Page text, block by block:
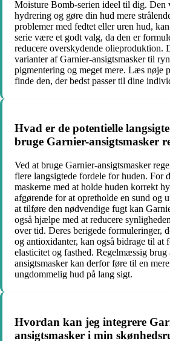
Moisture Bomb-serien ideel til dig. Den
hydrering og gøre din hud mere
problemer med fedtet eller uren hud,
serie være et godt valg, da den er
reducere overskydende olieproduktion.
varianter af Garnier-ansigtsmasker til
pigmentering og meget mere. Læs nøje
finde den, der bedst passer til dine
Hvad er de potentielle
bruge Garnier-ansigtsmasker
Ved at bruge Garnier-ansigtsmasker
flere langsigtede fordele for huden. For
maskerne med at holde huden korrekt
afgørende for at opretholde en sund og
at tilføre den nødvendige fugt kan
også hjælpe med at reducere
over tid. Deres berigede formuleringer,
og antioxidanter, kan også bidrage til at
elasticitet og fasthed. Regelmæssig
ansigtsmasker kan derfor føre til en
ungdommelig hud på lang sigt.
Hvordan kan jeg integrere
ansigtsmasker i min